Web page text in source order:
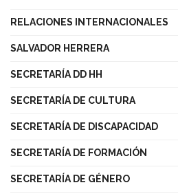
RELACIONES INTERNACIONALES
SALVADOR HERRERA
SECRETARÍA DD HH
SECRETARÍA DE CULTURA
SECRETARÍA DE DISCAPACIDAD
SECRETARÍA DE FORMACIÓN
SECRETARÍA DE GÉNERO